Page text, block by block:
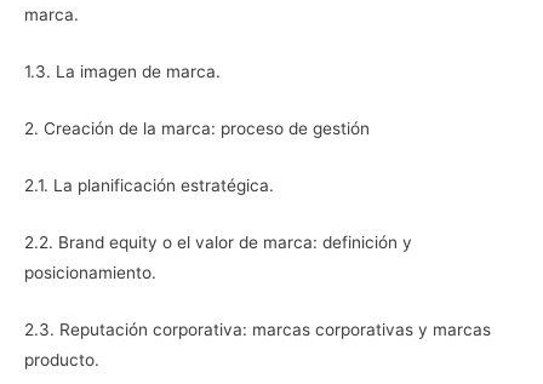
marca.
1.3. La imagen de marca.
2. Creación de la marca: proceso de gestión
2.1. La planificación estratégica.
2.2. Brand equity o el valor de marca: definición y
posicionamiento.
2.3. Reputación corporativa: marcas corporativas y marcas
producto.